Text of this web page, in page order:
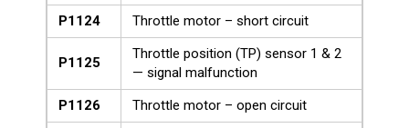
P1124
Throttle motor – short circuit
P1125
Throttle position (TP) sensor 1 & 2
— signal malfunction
P1126
Throttle motor – open circuit